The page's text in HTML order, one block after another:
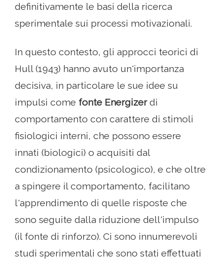
definitivamente le basi della ricerca
sperimentale sui processi motivazionali.
In questo contesto, gli approcci teorici di
Hull (1943) hanno avuto un'importanza
decisiva, in particolare le sue idee su
impulsi come fonte Energizerdi
comportamento con carattere di stimoli
fisiologici interni, che possono essere
innati (biologici) o acquisiti dal
condizionamento (psicologico), e che oltre
a spingere il comportamento, facilitano
l'apprendimento di quelle risposte che
sono seguite dalla riduzione dell'impulso
(il fonte di rinforzo). Ci sono innumerevoli
studi sperimentali che sono stati effettuati